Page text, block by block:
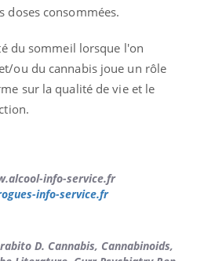
doses consommées.
du sommeil lorsque l'on
ou du cannabis joue un rôle
sur la qualité de vie et le
info-service.fr
info-service.fr
D. Cannabis, Cannabinoids,